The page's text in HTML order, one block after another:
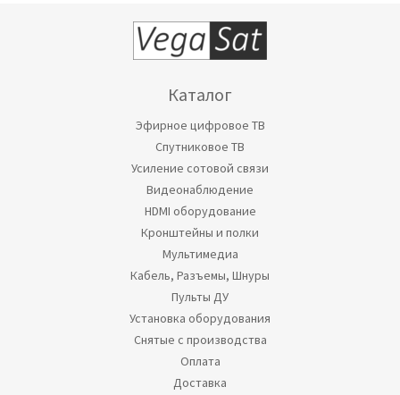
Каталог
Эфирное цифровое ТВ
Спутниковое ТВ
Усиление сотовой связи
Видеонаблюдение
HDMI оборудование
Кронштейны и полки
Мультимедиа
Кабель, Разъемы, Шнуры
Пульты ДУ
Установка оборудования
Снятые с производства
Оплата
Доставка